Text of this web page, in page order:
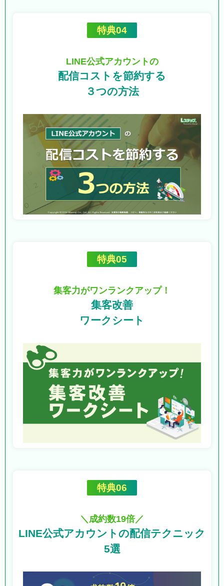
特典04
LINE公式アカウントの
配信コストを節約する
３つの方法
特典05
集客力がワンランクアップ！
集客改善
ワークシート
特典06
＼成約数19倍／
LINE公式アカウントの配信テクニック
5選